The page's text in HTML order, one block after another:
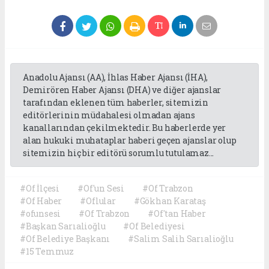
Anadolu Ajansı (AA), İhlas Haber Ajansı (İHA),
Demirören Haber Ajansı (DHA) ve diğer ajanslar
tarafından eklenen tüm haberler, sitemizin
editörlerinin müdahalesi olmadan ajans
kanallarından çekilmektedir. Bu haberlerde yer
alan hukuki muhataplar haberi geçen ajanslar olup
sitemizin hiç bir editörü sorumlu tutulamaz...
#Of İlçesi #Of'un Sesi
#Of Trabzon
#Of Haber
#Oflular
#Gökhan Karataş
#ofunsesi
#Of Trabzon
#Of'tan Haber
#Başkan Sarıalioğlu
#Of Belediyesi
#Of Belediye Başkanı
#Salim Salih Sarıalioğlu
#15 Temmuz